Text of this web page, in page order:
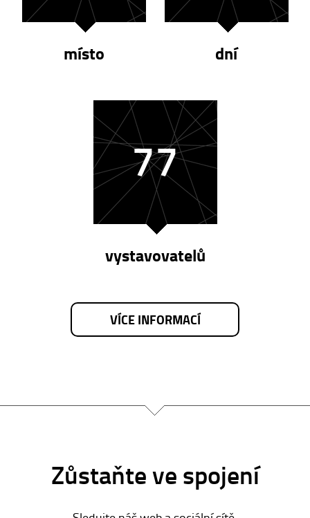
místo dní
77
vystavovatelů
VÍCE INFORMACÍ
Zůstaňte ve spojení